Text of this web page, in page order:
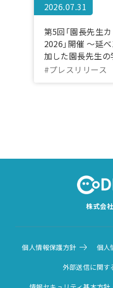
2026.07.31
第5回「園長先生
2026」開催 ～延
加した園長先生
10月20日～22日
#プレスリリース
株式会
個人情報保護方針 個人
外部送信に関す